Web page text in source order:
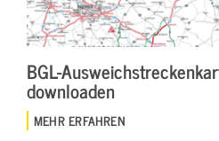
BGL-
downloaden
MEHR ERFAHREN